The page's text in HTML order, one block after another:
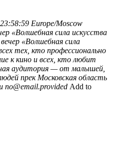
Europe/Moscow
«Волшебная сила искусства
«Волшебная сила
тех, кто профессионально
к кино и всех, кто любит
аудитория — от малышей,
прек Московская область
no@email.provided Add to